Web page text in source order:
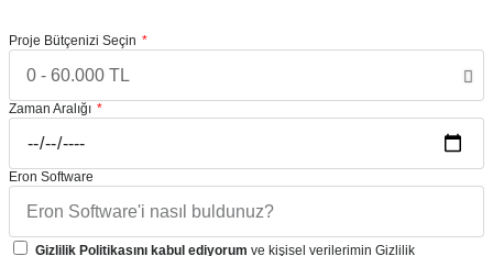
Proje Bütçenizi Seçin
Zaman Aralığı
Eron Software
Gizlilik Politikasını kabul ediyorum ve kişisel verilerimin Gizlilik